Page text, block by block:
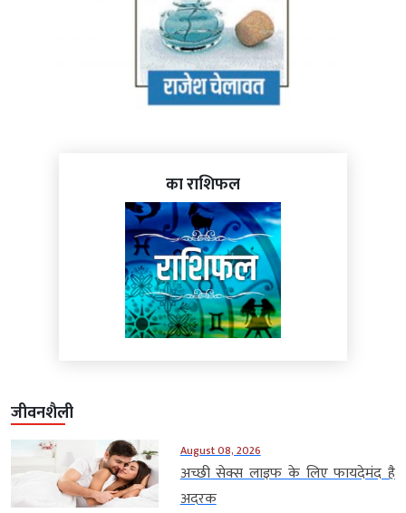
का राशिफल
जीवनशैली
August 08, 2026
अच्छी सेक्स लाइफ के लिए फायदेमंद है
अदरक